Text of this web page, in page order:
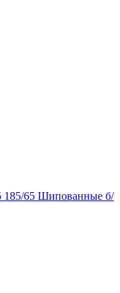
185/65 Шипованные б/